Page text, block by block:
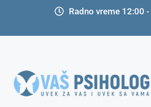
Radno vreme 12:00